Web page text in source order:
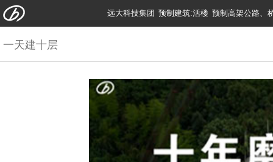
远大科技集团 预制建筑:活楼 预制高架公路、
一天建十层